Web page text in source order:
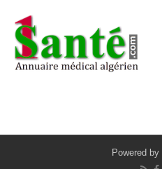
Powered by